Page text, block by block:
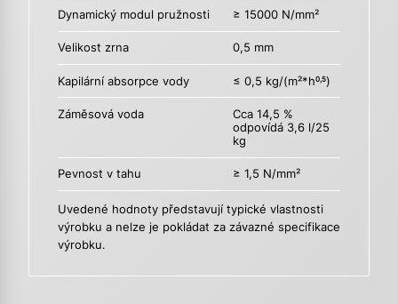
Dynamický modul pružnosti ≥ 15000 N/mm²
Velikost zrna 0,5 mm
Kapilární absorpce vody ≤ 0,5 kg/(m²*h0,5)
Záměsová voda
Cca 14,5 %
odpovídá 3,6 l/25
kg
Pevnost v tahu ≥ 1,5 N/mm²
Uvedené hodnoty představují typické vlastnosti
výrobku a nelze je pokládat za závazné specifikace
výrobku.